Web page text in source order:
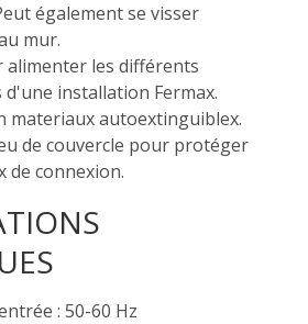
également se visser
mur.
alimenter les différents
installation Fermax.
materiaux autoextinguiblex.
de couvercle pour protéger
de connexion.
: 50-60 Hz